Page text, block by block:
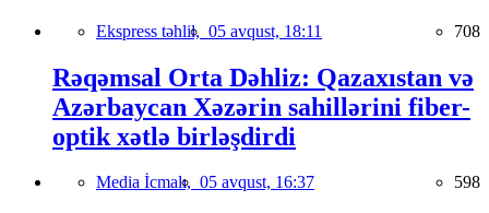
Ekspress təhlil, 05 avqust, 18:11 708
Rəqəmsal Orta Dəhliz: Qazaxıstan və
Azərbaycan Xəzərin sahillərini fiber-
optik xətlə birləşdirdi
Media İcmalı, 05 avqust, 16:37 598